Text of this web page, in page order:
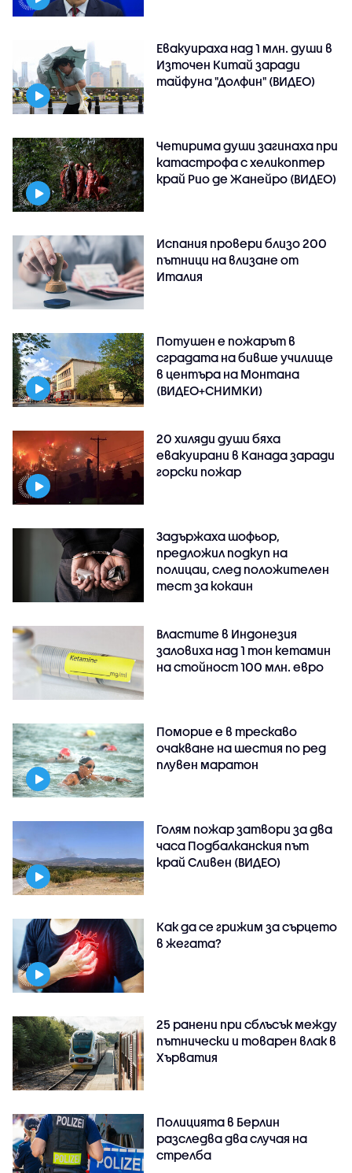
Евакуираха над 1 млн. души в
Източен Китай заради
тайфуна "Долфин" (ВИДЕО)
Четирима души загинаха при
катастрофа с хеликоптер
край Рио де Жанейро (ВИДЕО)
Испания провери близо 200
пътници на влизане от
Италия
Потушен е пожарът в
сградата на бивше училище
в центъра на Монтана
(ВИДЕО+СНИМКИ)
20 хиляди души бяха
евакуирани в Канада заради
горски пожар
Задържаха шофьор,
предложил подкуп на
полицаи, след положителен
тест за кокаин
Властите в Индонезия
заловиха над 1 тон кетамин
на стойност 100 млн. евро
Поморие е в трескаво
очакване на шестия по ред
плувен маратон
Голям пожар затвори за два
часа Подбалканския път
край Сливен (ВИДЕО)
Как да се грижим за сърцето
в жегата?
25 ранени при сблъсък между
пътнически и товарен влак в
Хърватия
Полицията в Берлин
разследва два случая на
стрелба